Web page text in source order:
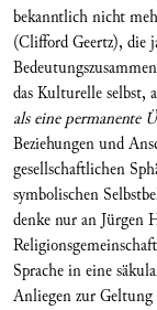
bekanntlich nicht
(Clifford Geertz), die
das Kulturelle selbst,
als eine permanente
Beziehungen und
gesellschaftlichen
symbolischen
denke nur an Jürgen
Sprache in eine
Anliegen zur